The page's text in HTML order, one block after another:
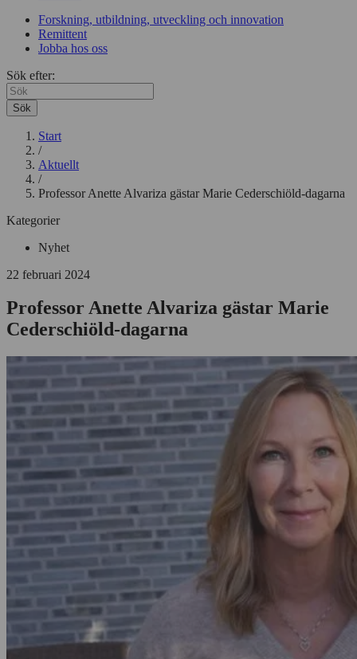
Forskning, utbildning, utveckling och innovation
Remittent
Jobba hos oss
Sök efter:
Sök
Start
/
Aktuellt
/
Professor Anette Alvariza gästar Marie Cederschiöld-dagarna
Kategorier
Nyhet
22 februari 2024
Professor Anette Alvariza gästar Marie
Cederschiöld-dagarna